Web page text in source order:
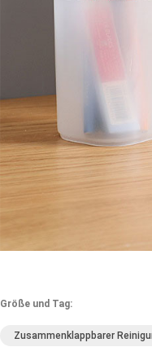
Größe und Tag:
Zusammenklappbarer